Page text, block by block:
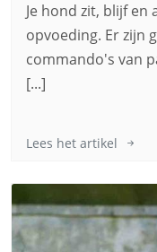
Je hond zit, blijf
opvoeding. Er zijn
commando's van
[...]
Lees het artikel